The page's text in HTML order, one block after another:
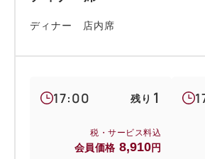
ディナー 店内席
17:00
税・サービス料込
会員価格 8,910円
残り 1